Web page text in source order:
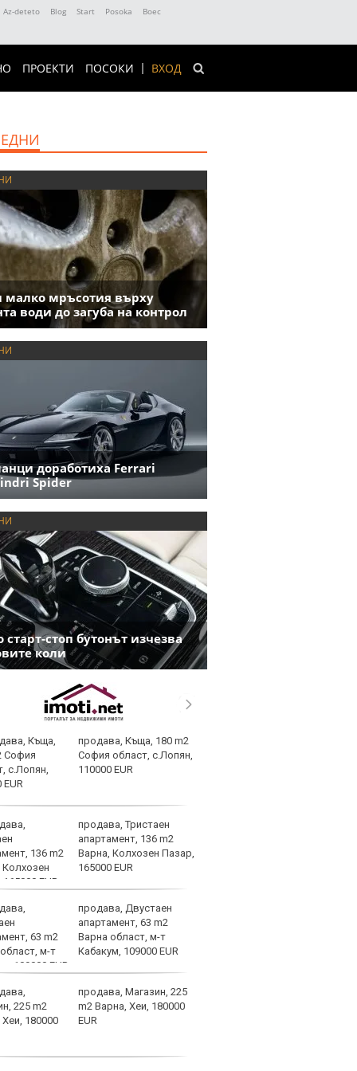
Az-deteto Blog Start Posoka
Boec
ВХОД
ПРОЕКТИ ПОСОКИ
малко мръсотия върху
води до загуба на контрол
доработиха Ferrari
Spider
стоп бутонът изчезва
коли
продава, Къща, 180 m2
София област, с.Лопян,
110000 EUR
продава, Тристаен
апартамент, 136 m2
Варна, Колхозен Пазар,
165000 EUR
продава, Двустаен
апартамент, 63 m2
Варна област, м-т
Кабакум, 109000 EUR
продава, Магазин, 225
m2 Варна, Хеи, 180000
EUR